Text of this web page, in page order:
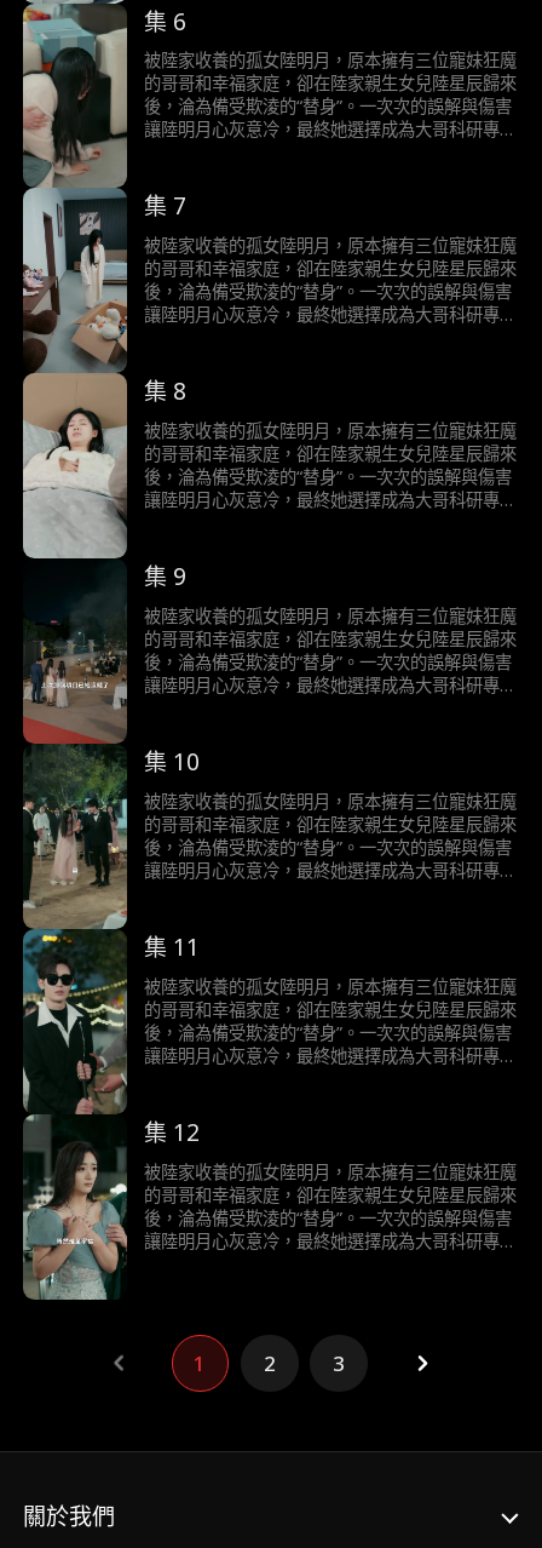
徹底消失後，陸家人才發現真相，追悔莫及。三十
年後實驗成功，醒來的陸明月卻已遺忘一切……
集 6
被陸家收養的孤女陸明月，原本擁有三位寵妹狂魔
的哥哥和幸福家庭，卻在陸家親生女兒陸星辰歸來
後，淪為備受欺淩的“替身”。一次次的誤解與傷害
讓陸明月心灰意冷，最終她選擇成為大哥科研專案
徹底消失後，陸家人才發現真相，追悔莫及。三十
年後實驗成功，醒來的陸明月卻已遺忘一切……
集 7
被陸家收養的孤女陸明月，原本擁有三位寵妹狂魔
的哥哥和幸福家庭，卻在陸家親生女兒陸星辰歸來
後，淪為備受欺淩的“替身”。一次次的誤解與傷害
讓陸明月心灰意冷，最終她選擇成為大哥科研專案
徹底消失後，陸家人才發現真相，追悔莫及。三十
年後實驗成功，醒來的陸明月卻已遺忘一切……
集 8
被陸家收養的孤女陸明月，原本擁有三位寵妹狂魔
的哥哥和幸福家庭，卻在陸家親生女兒陸星辰歸來
後，淪為備受欺淩的“替身”。一次次的誤解與傷害
讓陸明月心灰意冷，最終她選擇成為大哥科研專案
徹底消失後，陸家人才發現真相，追悔莫及。三十
年後實驗成功，醒來的陸明月卻已遺忘一切……
集 9
被陸家收養的孤女陸明月，原本擁有三位寵妹狂魔
的哥哥和幸福家庭，卻在陸家親生女兒陸星辰歸來
後，淪為備受欺淩的“替身”。一次次的誤解與傷害
讓陸明月心灰意冷，最終她選擇成為大哥科研專案
徹底消失後，陸家人才發現真相，追悔莫及。三十
年後實驗成功，醒來的陸明月卻已遺忘一切……
集 10
被陸家收養的孤女陸明月，原本擁有三位寵妹狂魔
的哥哥和幸福家庭，卻在陸家親生女兒陸星辰歸來
後，淪為備受欺淩的“替身”。一次次的誤解與傷害
讓陸明月心灰意冷，最終她選擇成為大哥科研專案
徹底消失後，陸家人才發現真相，追悔莫及。三十
年後實驗成功，醒來的陸明月卻已遺忘一切……
集 11
被陸家收養的孤女陸明月，原本擁有三位寵妹狂魔
的哥哥和幸福家庭，卻在陸家親生女兒陸星辰歸來
後，淪為備受欺淩的“替身”。一次次的誤解與傷害
讓陸明月心灰意冷，最終她選擇成為大哥科研專案
徹底消失後，陸家人才發現真相，追悔莫及。三十
年後實驗成功，醒來的陸明月卻已遺忘一切……
集 12
被陸家收養的孤女陸明月，原本擁有三位寵妹狂魔
的哥哥和幸福家庭，卻在陸家親生女兒陸星辰歸來
後，淪為備受欺淩的“替身”。一次次的誤解與傷害
讓陸明月心灰意冷，最終她選擇成為大哥科研專案
年後實驗成功，醒來的陸明月卻已遺忘一切……
1 2 3
關於我們